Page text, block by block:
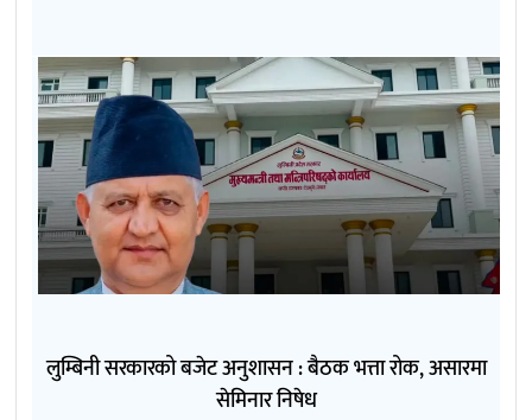
लुम्बिनी सरकारको बजेट अनुशासन : बैठक भत्ता रोक, असारमा
सेमिनार निषेध